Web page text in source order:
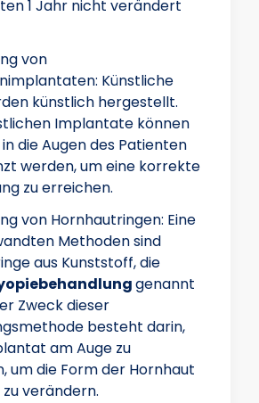
1 Jahr nicht verändert
von
Künstliche
künstlich hergestellt.
Implantate können
die Augen des Patienten
werden, um eine korrekte
zu erreichen.
von Hornhautringen: Eine
Methoden sind
aus Kunststoff, die
genannt
Zweck dieser
besteht darin,
am Auge zu
um die Form der Hornhaut
verändern.